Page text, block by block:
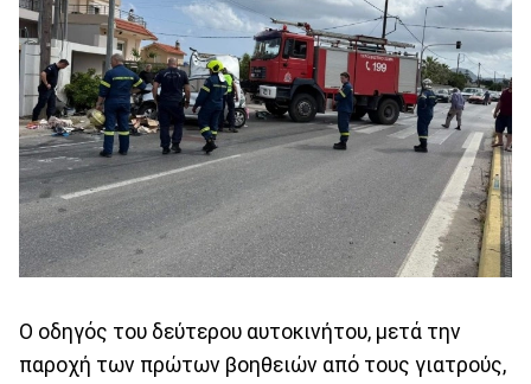
Ο οδηγός του δεύτερου αυτοκινήτου, μετά την
παροχή των πρώτων βοηθειών από τους γιατρούς,